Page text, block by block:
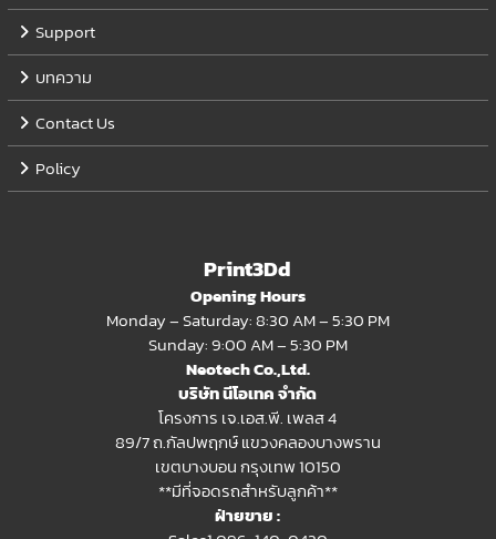
Support
บทความ
Contact Us
Policy
Print3Dd
Opening Hours
Monday – Saturday: 8:30 AM – 5:30 PM
Sunday: 9:00 AM – 5:30 PM
Neotech Co.,Ltd.
บริษัท นีโอเทค จำกัด
โครงการ เจ.เอส.พี. เพลส 4
89/7 ถ.กัลปพฤกษ์ แขวงคลองบางพราน
เขตบางบอน กรุงเทพ 10150
**มีที่จอดรถสำหรับลูกค้า**
ฝ่ายขาย :